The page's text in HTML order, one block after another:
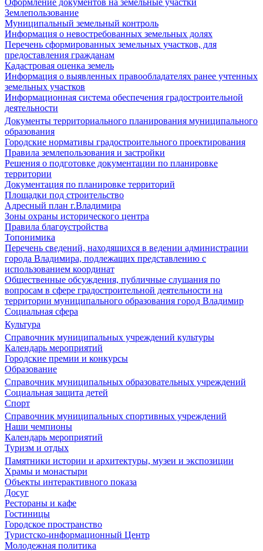
Оформление документов на земельные участки
Землепользование
Муниципальный земельный контроль
Информация о невостребованных земельных долях
Перечень сформированных земельных участков, для
предоставления гражданам
Кадастровая оценка земель
Информация о выявленных правообладателях ранее учтенных
земельных участков
Информационная система обеспечения градостроительной
деятельности
Документы территориального планирования муниципального
образования
Городские нормативы градостроительного проектирования
Правила землепользования и застройки
Решения о подготовке документации по планировке
территории
Документация по планировке территорий
Площадки под строительство
Адресный план г.Владимира
Зоны охраны исторического центра
Правила благоустройства
Топонимика
Перечень сведений, находящихся в ведении администрации
города Владимира, подлежащих представлению с
использованием координат
Общественные обсуждения, публичные слушания по
вопросам в сфере градостроительной деятельности на
территории муниципального образования город Владимир
Социальная сфера
Культура
Справочник муниципальных учреждений культуры
Календарь мероприятий
Городские премии и конкурсы
Образование
Справочник муниципальных образовательных учреждений
Социальная защита детей
Спорт
Справочник муниципальных спортивных учреждений
Наши чемпионы
Календарь мероприятий
Туризм и отдых
Памятники истории и архитектуры, музеи и экспозиции
Храмы и монастыри
Объекты интерактивного показа
Досуг
Рестораны и кафе
Гостиницы
Городское пространство
Туристско-информационный Центр
Молодежная политика